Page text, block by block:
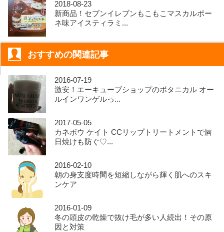
2018-08-23
新商品！セブンイレブンもこもこマスカルポー
ネ味アイスティラミ...
おすすめの関連記事
2016-07-19
激安！エーキューブショップのボタニカル オー
ルインワンゲルっ...
2017-05-05
カネボウ ケイト CCリップトリートメントで唇
日焼けも防ぐ♡...
2016-02-10
朝の身支度時間を短縮しながら輝く肌へのスキ
ンケア
2016-01-09
冬の頭皮の乾燥で抜け毛が多い人続出！その原
因と対策